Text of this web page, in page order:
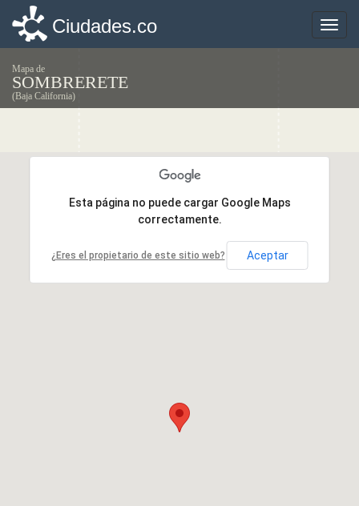
Toggle
Ciudades.co
Mapa de
SOMBRERETE
(Baja California)
Esta página no puede cargar Google Maps
correctamente.
¿Eres el propietario de este sitio web? Aceptar
Esta página no puede cargar Google Maps
correctamente.
¿Eres el propietario de este sitio web? Aceptar
Toggle
Ciudades.co